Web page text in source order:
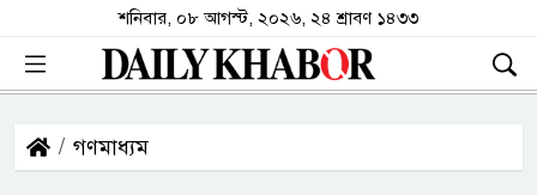
শনিবার, ০৮ আগস্ট, ২০২৬, ২৪ শ্রাবণ ১৪৩৩
গণমাধ্যম